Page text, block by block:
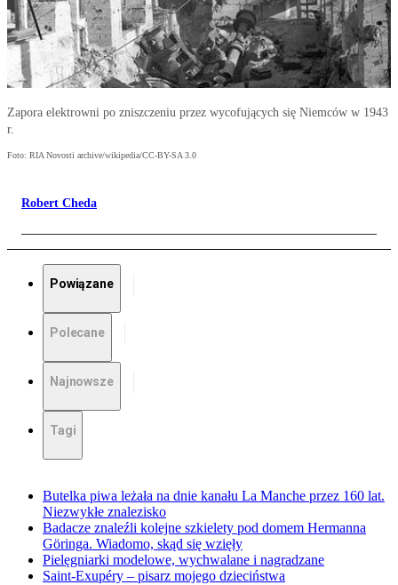
Zapora elektrowni po zniszczeniu przez wycofujących się Niemców w 1943
r.
Foto: RIA Novosti archive/wikipedia/CC-BY-SA 3.0
Robert Cheda
Powiązane
Polecane
Najnowsze
Tagi
Butelka piwa leżała na dnie kanału La Manche przez 160 lat.
Niezwykłe znalezisko
Badacze znaleźli kolejne szkielety pod domem Hermanna
Göringa. Wiadomo, skąd się wzięły
Pielęgniarki modelowe, wychwalane i nagradzane
Saint-Exupéry – pisarz mojego dzieciństwa